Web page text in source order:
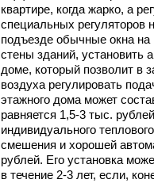
квартире, когда жарко, а
специальных регуляторов
подъезде обычные окна на
стены зданий, установить
доме, который позволит в
воздуха регулировать
этажного дома может
равняется 1,5-3 тыс.
индивидуального
смешения и хорошей
рублей. Его установка
в течение 2-3 лет, если,